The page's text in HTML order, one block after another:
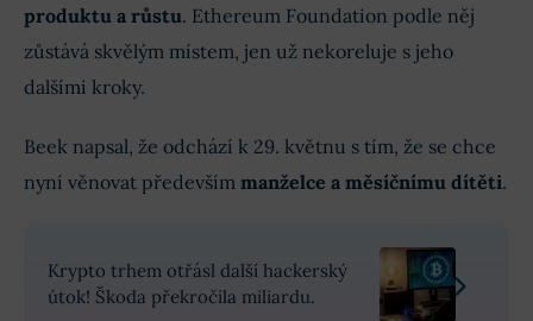
produktu a růstu. Ethereum Foundation podle něj
zůstává skvělým místem, jen už nekoreluje s jeho
dalšími kroky.
Beek napsal, že odchází k 29. květnu s tím, že se chce
nyní věnovat především manželce a měsíčnímu dítěti.
Krypto trhem otřásl další hackerský
útok! Škoda překročila miliardu.